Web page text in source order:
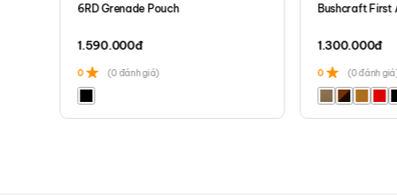
6RD Grenade Pouch
1.590.000đ
0 (0 đánh giá)
Bushcraft First
1.300.000đ
0 (0 đánh